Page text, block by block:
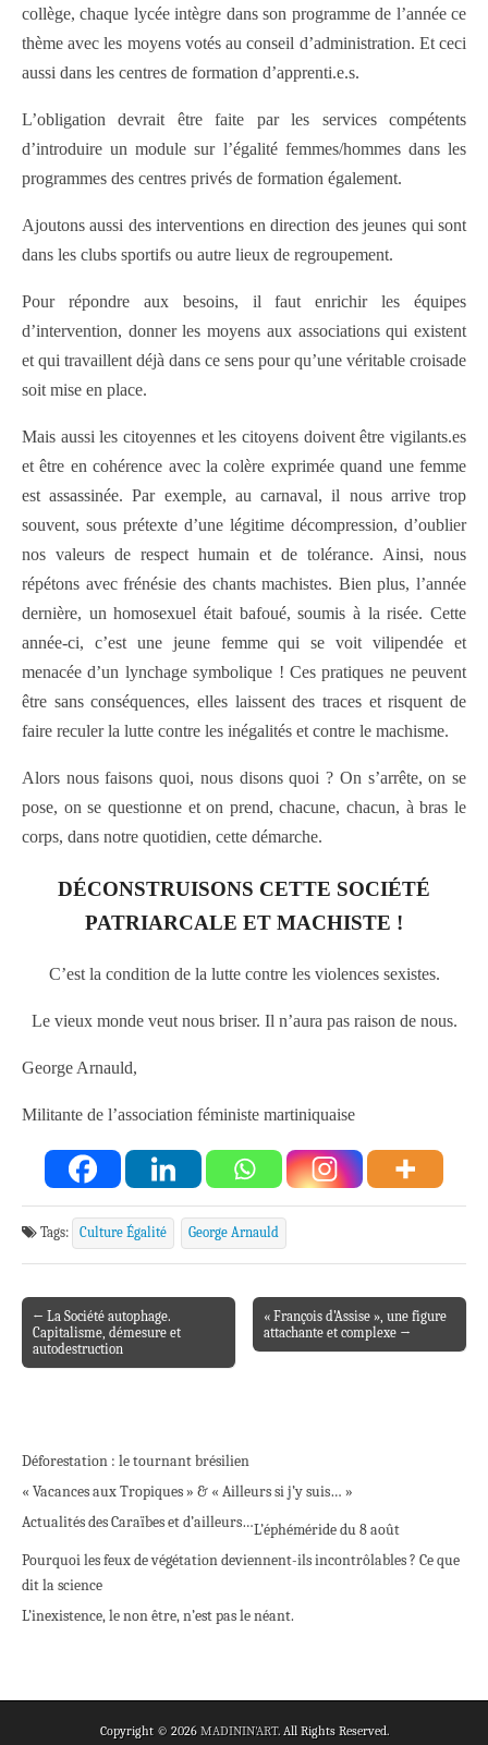
collège, chaque lycée intègre dans son programme de l’année ce
thème avec les moyens votés au conseil d’administration. Et ceci
aussi dans les centres de formation d’apprenti.e.s.
L’obligation devrait être faite par les services compétents
d’introduire un module sur l’égalité femmes/hommes dans les
programmes des centres privés de formation également.
Ajoutons aussi des interventions en direction des jeunes qui sont
dans les clubs sportifs ou autre lieux de regroupement.
Pour répondre aux besoins, il faut enrichir les équipes
d’intervention, donner les moyens aux associations qui existent
et qui travaillent déjà dans ce sens pour qu’une véritable croisade
soit mise en place.
Mais aussi les citoyennes et les citoyens doivent être vigilants.es
et être en cohérence avec la colère exprimée quand une femme
est assassinée. Par exemple, au carnaval, il nous arrive trop
souvent, sous prétexte d’une légitime décompression, d’oublier
nos valeurs de respect humain et de tolérance. Ainsi, nous
répétons avec frénésie des chants machistes. Bien plus, l’année
dernière, un homosexuel était bafoué, soumis à la risée. Cette
année-ci, c’est une jeune femme qui se voit vilipendée et
menacée d’un lynchage symbolique ! Ces pratiques ne peuvent
être sans conséquences, elles laissent des traces et risquent de
faire reculer la lutte contre les inégalités et contre le machisme.
Alors nous faisons quoi, nous disons quoi ? On s’arrête, on se
pose, on se questionne et on prend, chacune, chacun, à bras le
corps, dans notre quotidien, cette démarche.
DÉCONSTRUISONS CETTE SOCIÉTÉ
PATRIARCALE ET MACHISTE !
C’est la condition de la lutte contre les violences sexistes.
Le vieux monde veut nous briser. Il n’aura pas raison de nous.
George Arnauld,
Militante de l’association féministe martiniquaise
Tags: Culture Égalité George Arnauld
Post navigation
← La Société autophage.
Capitalisme, démesure et
autodestruction
« François d’Assise », une figure
attachante et complexe →
Déforestation : le tournant brésilien
« Vacances aux Tropiques » & « Ailleurs si j’y suis… »
Actualités des Caraïbes et d’ailleurs…L’éphéméride du 8 août
Pourquoi les feux de végétation deviennent-ils incontrôlables ? Ce que
dit la science
L’inexistence, le non être, n’est pas le néant.
Copyright © 2026 MADININ'ART. All Rights Reserved.